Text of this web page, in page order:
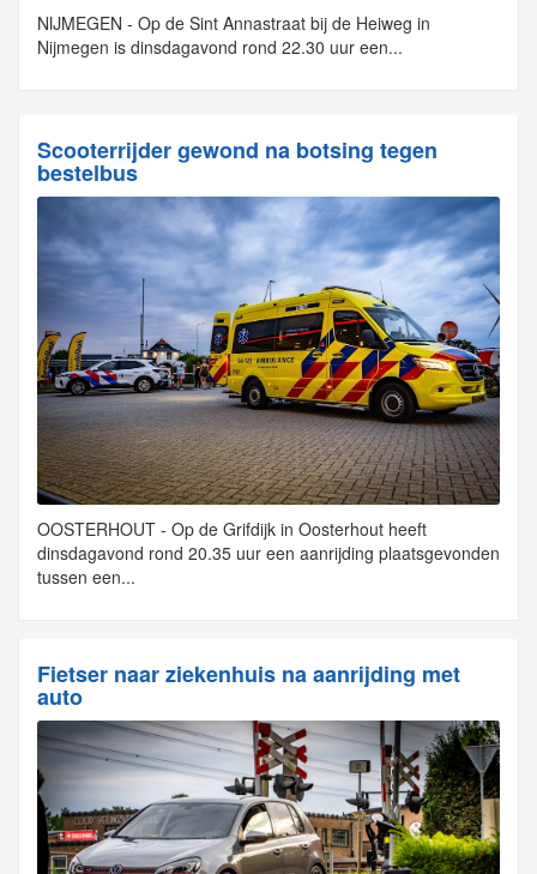
NIJMEGEN - Op de Sint Annastraat bij de Heiweg in
Nijmegen is dinsdagavond rond 22.30 uur een...
Scooterrijder gewond na botsing tegen
bestelbus
OOSTERHOUT - Op de Grifdijk in Oosterhout heeft
dinsdagavond rond 20.35 uur een aanrijding plaatsgevonden
tussen een...
Fietser naar ziekenhuis na aanrijding met
auto